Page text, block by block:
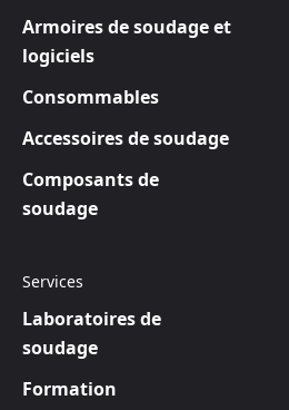
Armoires de soudage et
logiciels
Consommables
Accessoires de soudage
Composants de
soudage
Services
Laboratoires de
soudage
Formation